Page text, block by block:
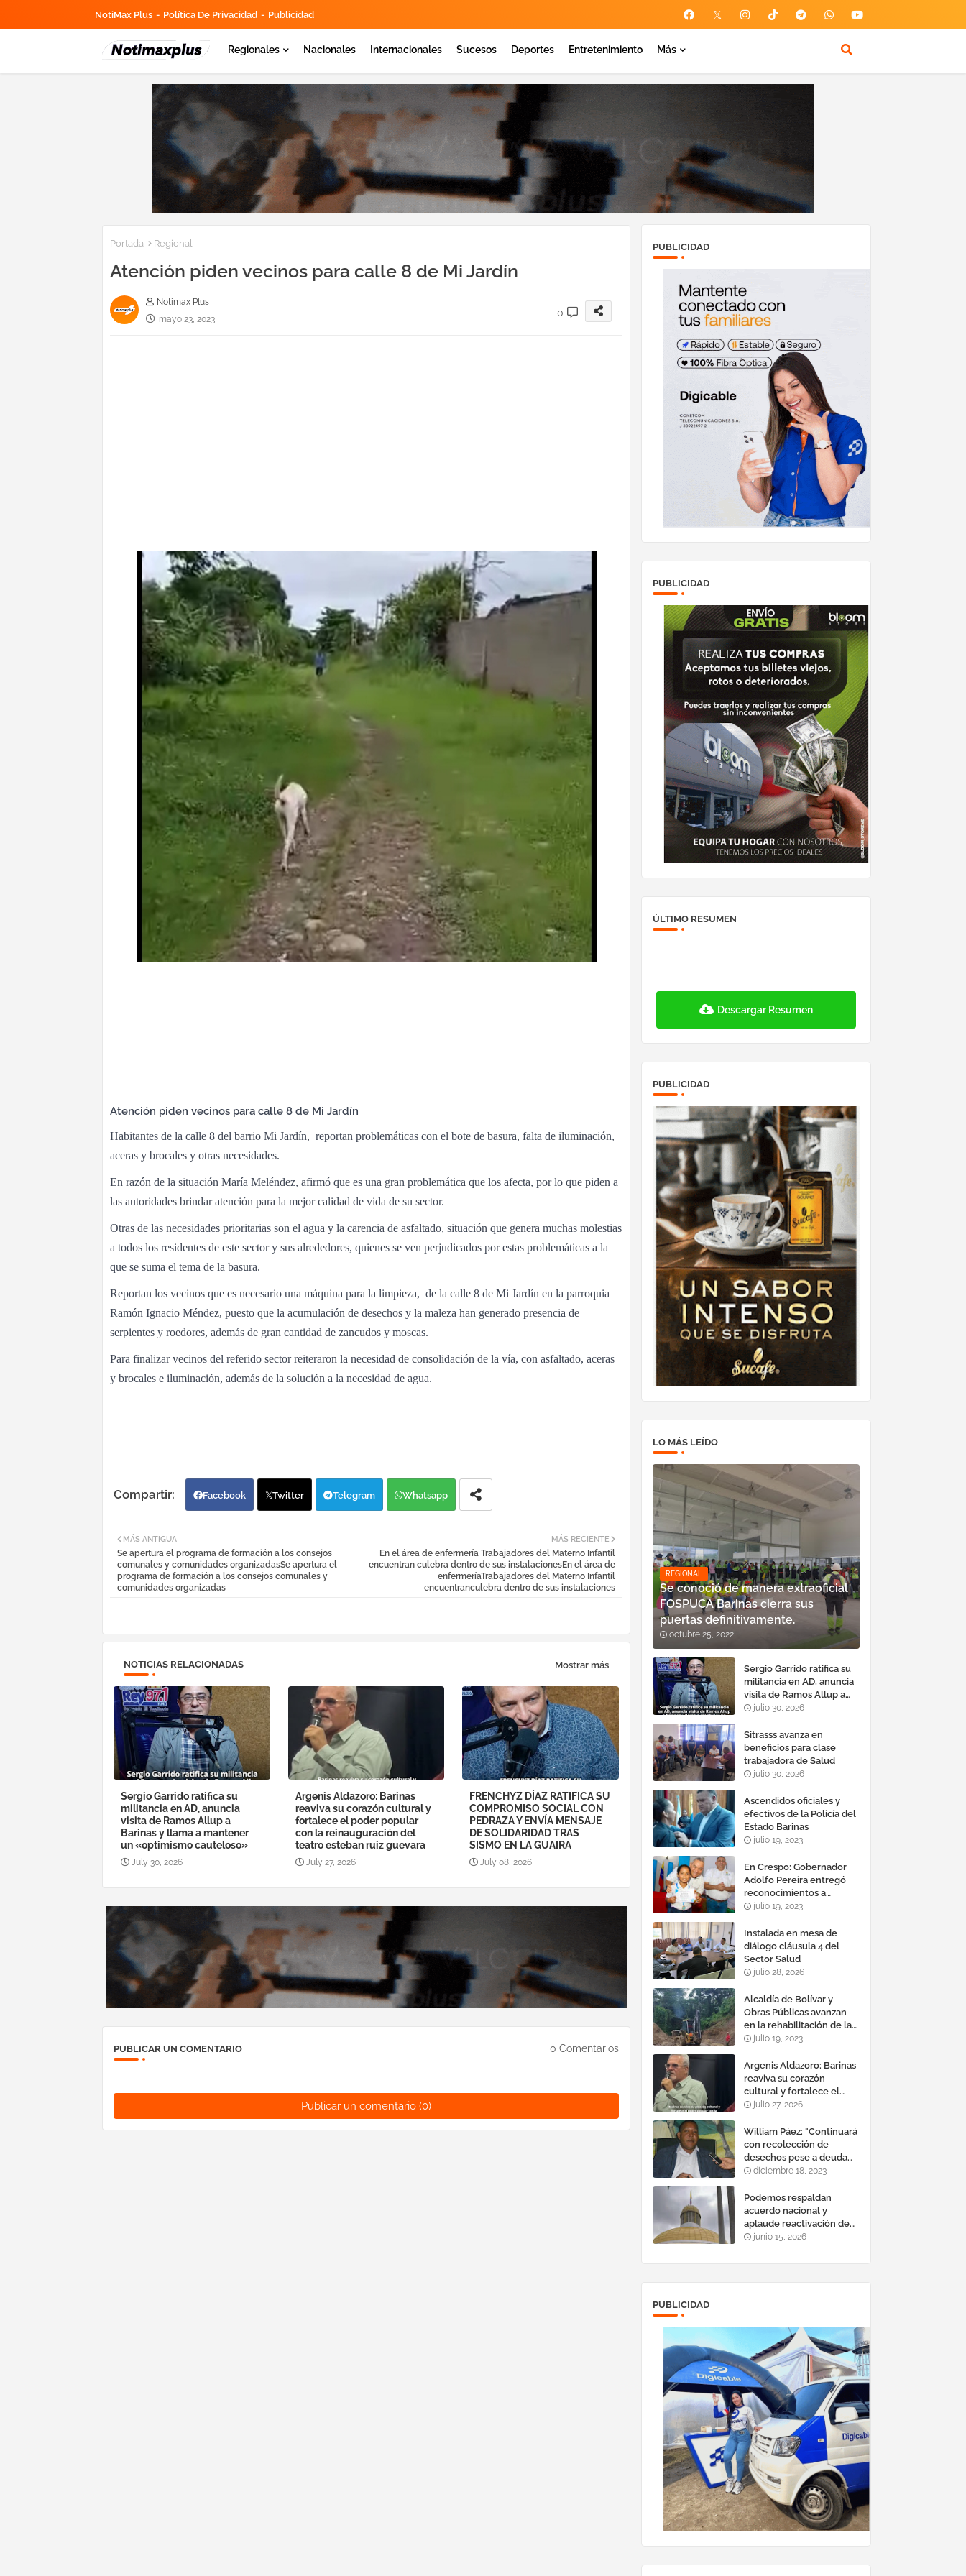
NotiMax Plus Política De Privacidad Publicidad
Regionales Nacionales Internacionales Sucesos Deportes Entretenimiento Más
Portada Regional
Atención piden vecinos para calle 8 de Mi Jardín
Notimax Plus
mayo 23, 2023
0
Atención piden vecinos para calle 8 de Mi Jardín
Habitantes de la calle 8 del barrio Mi Jardín, reportan problemáticas con el bote de basura, falta de iluminación,
aceras y brocales y otras necesidades.
En razón de la situación María Meléndez, afirmó que es una gran problemática que los afecta, por lo que piden a
las autoridades brindar atención para la mejor calidad de vida de su sector.
Otras de las necesidades prioritarias son el agua y la carencia de asfaltado, situación que genera muchas molestias
a todos los residentes de este sector y sus alrededores, quienes se ven perjudicados por estas problemáticas a la
que se suma el tema de la basura.
Reportan los vecinos que es necesario una máquina para la limpieza, de la calle 8 de Mi Jardín en la parroquia
Ramón Ignacio Méndez, puesto que la acumulación de desechos y la maleza han generado presencia de
serpientes y roedores, además de gran cantidad de zancudos y moscas.
Para finalizar vecinos del referido sector reiteraron la necesidad de consolidación de la vía, con asfaltado, aceras
y brocales e iluminación, además de la solución a la necesidad de agua.
Facebook Twitter Telegram Whatsapp
MÁS RECIENTE
En el área de enfermería Trabajadores del Materno Infantil
encuentran culebra dentro de sus instalacionesEn el área de
enfermeríaTrabajadores del Materno Infantil
encuentranculebra dentro de sus instalaciones
MÁS ANTIGUA
Se apertura el programa de formación a los consejos
comunales y comunidades organizadasSe apertura el
programa de formación a los consejos comunales y
comunidades organizadas
NOTICIAS RELACIONADAS Mostrar más
Sergio Garrido ratifica su
militancia en AD, anuncia
visita de Ramos Allup a
Barinas y llama a mantener
un «optimismo cauteloso»
July 30, 2026
Argenis Aldazoro: Barinas
reaviva su corazón cultural y
fortalece el poder popular
con la reinauguración del
teatro esteban ruiz guevara
July 27, 2026
FRENCHYZ DÍAZ RATIFICA SU
COMPROMISO SOCIAL CON
PEDRAZA Y ENVÍA MENSAJE
DE SOLIDARIDAD TRAS
SISMO EN LA GUAIRA
July 08, 2026
PUBLICAR UN COMENTARIO 0 Comentarios
Publicar un comentario (0)
PUBLICIDAD
PUBLICIDAD
ÚLTIMO RESUMEN
Descargar Resumen
PUBLICIDAD
LO MÁS LEÍDO
REGIONAL
Se conoció de manera extraoficial
FOSPUCA Barinas cierra sus
puertas definitivamente.
octubre 25, 2022
Sergio Garrido ratifica su
militancia en AD, anuncia
visita de Ramos Allup a
Barinas y llama a
cauteloso»
julio 30, 2026
Sitrasss avanza en
beneficios para clase
trabajadora de Salud
julio 30, 2026
Ascendidos oficiales y
efectivos de la Policía del
Estado Barinas
julio 19, 2023
En Crespo: Gobernador
Adolfo Pereira entregó
reconocimientos a
estudiantes con mejores
escolar 2022 – 2023
julio 19, 2023
Instalada en mesa de
diálogo cláusula 4 del
Sector Salud
julio 28, 2026
Alcaldía de Bolívar y
Obras Públicas avanzan
en la rehabilitación de la
vía a Calderas
julio 19, 2023
Argenis Aldazoro: Barinas
reaviva su corazón
cultural y fortalece el
poder popular con la
esteban ruiz guevara
julio 27, 2026
William Páez: "Continuará
con recolección de
desechos pese a deuda
de comercios"
diciembre 18, 2023
Podemos respaldan
acuerdo nacional y
aplaude reactivación de
Tocoma con la
megavatios al sistema
junio 15, 2026
PUBLICIDAD